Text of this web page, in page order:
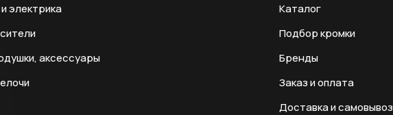
электрика
аксессуары
Каталог
Подбор кромки
Бренды
Заказ и оплата
Доставка и самовывоз